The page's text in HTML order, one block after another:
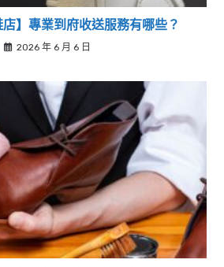
】專業到府收送服務有哪些？
2026 年 6 月 6 日